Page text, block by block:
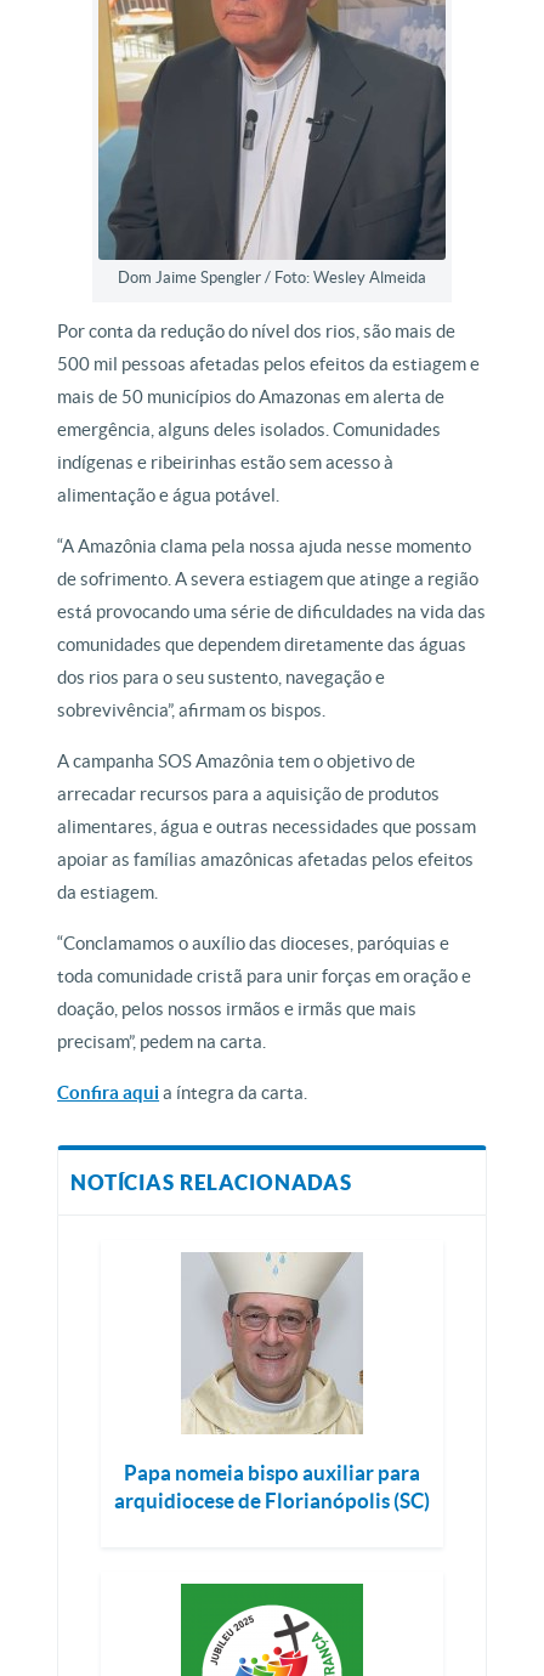
Dom Jaime Spengler / Foto: Wesley Almeida
Por conta da redução do nível dos rios, são mais de
500 mil pessoas afetadas pelos efeitos da estiagem e
mais de 50 municípios do Amazonas em alerta de
emergência, alguns deles isolados. Comunidades
indígenas e ribeirinhas estão sem acesso à
alimentação e água potável.
“A Amazônia clama pela nossa ajuda nesse momento
de sofrimento. A severa estiagem que atinge a região
está provocando uma série de dificuldades na vida das
comunidades que dependem diretamente das águas
dos rios para o seu sustento, navegação e
sobrevivência”, afirmam os bispos.
A campanha SOS Amazônia tem o objetivo de
arrecadar recursos para a aquisição de produtos
alimentares, água e outras necessidades que possam
apoiar as famílias amazônicas afetadas pelos efeitos
da estiagem.
“Conclamamos o auxílio das dioceses, paróquias e
toda comunidade cristã para unir forças em oração e
doação, pelos nossos irmãos e irmãs que mais
precisam”, pedem na carta.
Confira aqui a íntegra da carta.
NOTÍCIAS RELACIONADAS
Papa nomeia bispo auxiliar para
arquidiocese de Florianópolis (SC)